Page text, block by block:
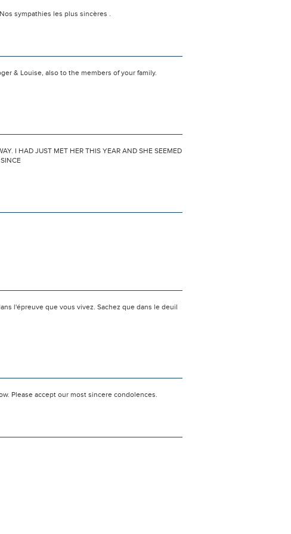
sympathies les plus sincères .
& Louise, also to the members of your family.
I HAD JUST MET HER THIS YEAR AND SHE SEEMED
l'épreuve que vous vivez. Sachez que dans le deuil
Please accept our most sincere condolences.